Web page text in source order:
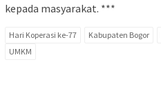
kepada masyarakat. ***
Hari Koperasi ke-77 Kabupaten Bogor
UMKM